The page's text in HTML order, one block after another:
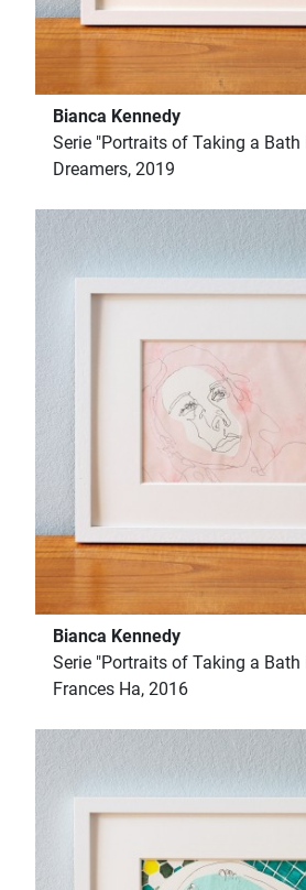
Bianca Kennedy
Serie "Portraits of Taking a Bath
Dreamers, 2019
Bianca Kennedy
Serie "Portraits of Taking a Bath
Frances Ha, 2016